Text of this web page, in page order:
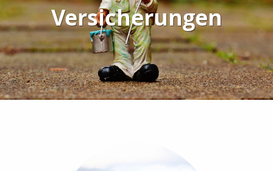
Versicherungen